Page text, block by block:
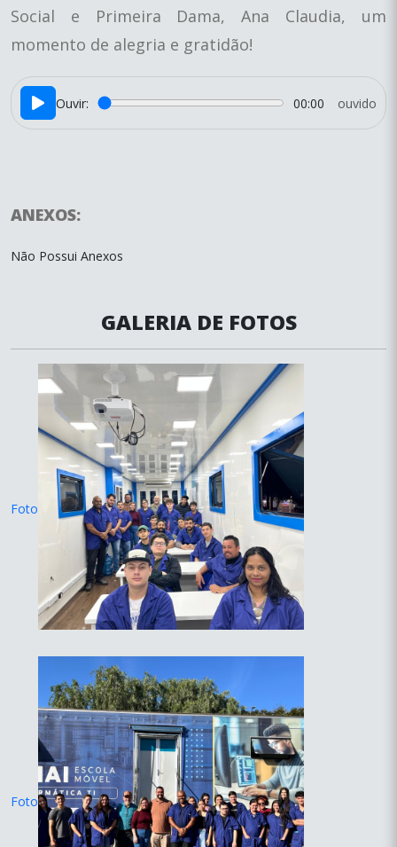
Social e Primeira Dama, Ana Claudia, um
momento de alegria e gratidão!
Ouvir: 00:00 ouvido
ANEXOS:
Não Possui Anexos
GALERIA DE FOTOS
Foto
Foto